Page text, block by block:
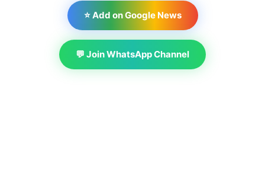
⭐ Add on Google News
💬 Join WhatsApp Channel